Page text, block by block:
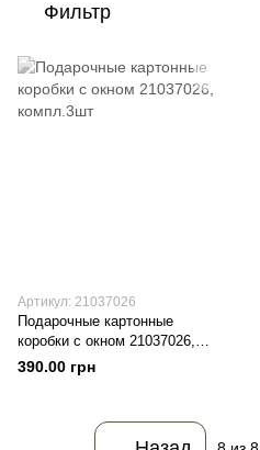
Фильтр
Артикул: 21037026
Подарочные картонные
коробки с окном 21037026,
компл.3шт
390.00 грн